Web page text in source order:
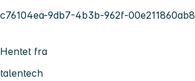
c76104ea-9db7-4b3b-962f-00e211860ab8
Hentet fra
talentech